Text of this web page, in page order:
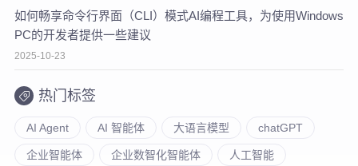
如何畅享命令行界面（CLI）模式AI编程工具，为使用Windows
PC的开发者提供一些建议
2025-10-23
热门标签
AI Agent AI 智能体 大语言模型 chatGPT
企业智能体 企业数智化智能体 人工智能